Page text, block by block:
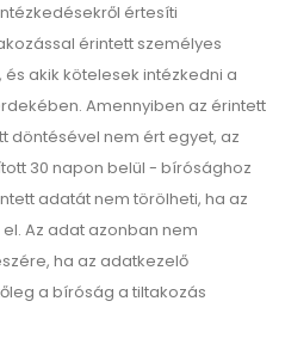
értesíti
érintett személyes
akik kötelesek intézkedni a
Amennyiben az érintett
döntésével nem ért egyet, az
30 napon belül - bírósághoz
adatát nem törölheti, ha az
Az adat azonban nem
ha az adatkezelő
a bíróság a tiltakozás